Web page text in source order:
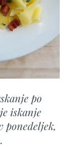
po
iskanje
ponedeljek,